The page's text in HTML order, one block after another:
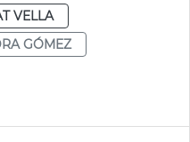
VELLA
GÓMEZ